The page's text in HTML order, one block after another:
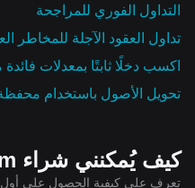
التداول الفوري للمراجحة
تداول العقود الآجلة للمخاطر
اكسب دخلًا ثابتًا بمعدلات
تحويل الأصول باستخدام محفظة الويب 3
كيف يُمكنني شراء Mysterium؟
تعرف على كيفية الحصول على أول Mysterium خلال دقائق.